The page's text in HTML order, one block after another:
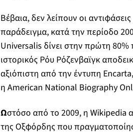
Βέβαια, δεν λείπουν οι
παράδειγμα, κατά την περίοδο
Universalis δίνει στην πρώτη 80%
ιστορικός Ρόυ Ρόζενβαϊγκ
αξιόπιστη από την έντυπη
η American National Biography
Ωστόσο από το 2009, η Wikipedia
της Οξφόρδης που